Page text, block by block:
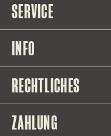
SERVICE
INFO
RECHTLICHES
ZAHLUNG